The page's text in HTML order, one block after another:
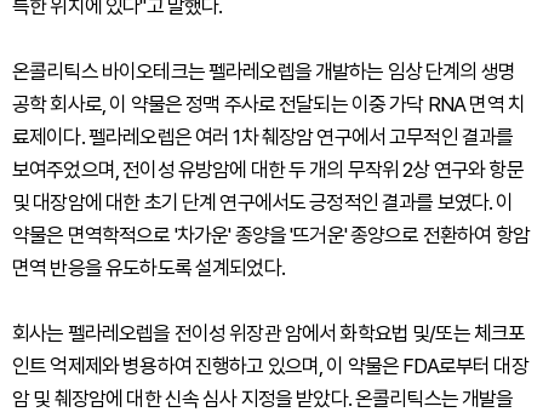
특한 위치에 있다"고 말했다.
온콜리틱스 바이오테크는 펠라레오렙을 개발하는 임상 단계의 생명
공학 회사로, 이 약물은 정맥 주사로 전달되는 이중 가닥 RNA 면역 치
료제이다. 펠라레오렙은 여러 1차 췌장암 연구에서 고무적인 결과를
보여주었으며, 전이성 유방암에 대한 두 개의 무작위 2상 연구와 항문
및 대장암에 대한 초기 단계 연구에서도 긍정적인 결과를 보였다. 이
약물은 면역학적으로 '차가운' 종양을 '뜨거운' 종양으로 전환하여 항암
면역 반응을 유도하도록 설계되었다.
회사는 펠라레오렙을 전이성 위장관 암에서 화학요법 및/또는 체크포
인트 억제제와 병용하여 진행하고 있으며, 이 약물은 FDA로부터 대장
암 및 췌장암에 대한 신속 심사 지정을 받았다. 온콜리틱스는 개발을